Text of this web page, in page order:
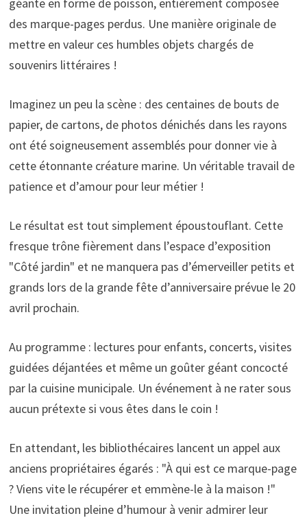
des marque-pages perdus. Une manière originale de
mettre en valeur ces humbles objets chargés de
souvenirs littéraires !
Imaginez un peu la scène : des centaines de bouts de
papier, de cartons, de photos dénichés dans les rayons
ont été soigneusement assemblés pour donner vie à
cette étonnante créature marine. Un véritable travail de
patience et d’amour pour leur métier !
Le résultat est tout simplement époustouflant. Cette
fresque trône fièrement dans l’espace d’exposition
"Côté jardin" et ne manquera pas d’émerveiller petits et
grands lors de la grande fête d’anniversaire prévue le 20
avril prochain.
Au programme : lectures pour enfants, concerts, visites
guidées déjantées et même un goûter géant concocté
par la cuisine municipale. Un événement à ne rater sous
aucun prétexte si vous êtes dans le coin !
En attendant, les bibliothécaires lancent un appel aux
anciens propriétaires égarés : "À qui est ce marque-page
? Viens vite le récupérer et emmène-le à la maison !"
Une invitation pleine d’humour à venir admirer leur